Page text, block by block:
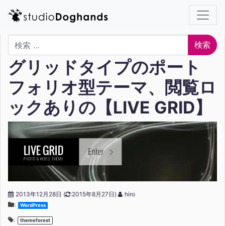
検索
グリッドタイプのポート
フォリオ型テーマ、閲覧ロ
ックありの【LIVE GRID】
2013年12月28日 ( :2015年8月27日)
hiro
:
WordPress
: themeforest